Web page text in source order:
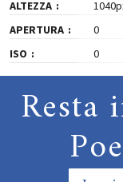
ALTEZZA
APERTURA
0
ISO
0
Resta